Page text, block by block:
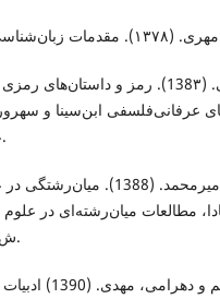
ﭘﻮرﻧﺎﻣﺪارﯾﺎن، ﺗﻘﯽ. (138۳). رﻣﺰ و
ﻋﻠﻤﯽ و ﻓﺮﻫﻨﮕﯽ.
حاجی‌یوسفی، امیرمحمد. (1388).
ش۲، صص ۴۱تا۴۶.
ﺧﻠﯿﻠﯽ جهان‌تیغ، ﻣﺮﯾﻢ